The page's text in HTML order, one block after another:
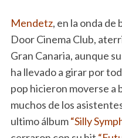
Mendetz, en la onda de
Door Cinema Club,
Gran Canaria, aunque
ha llevado a girar por
pop hicieron moverse a
muchos de los
ultimo álbum“Silly